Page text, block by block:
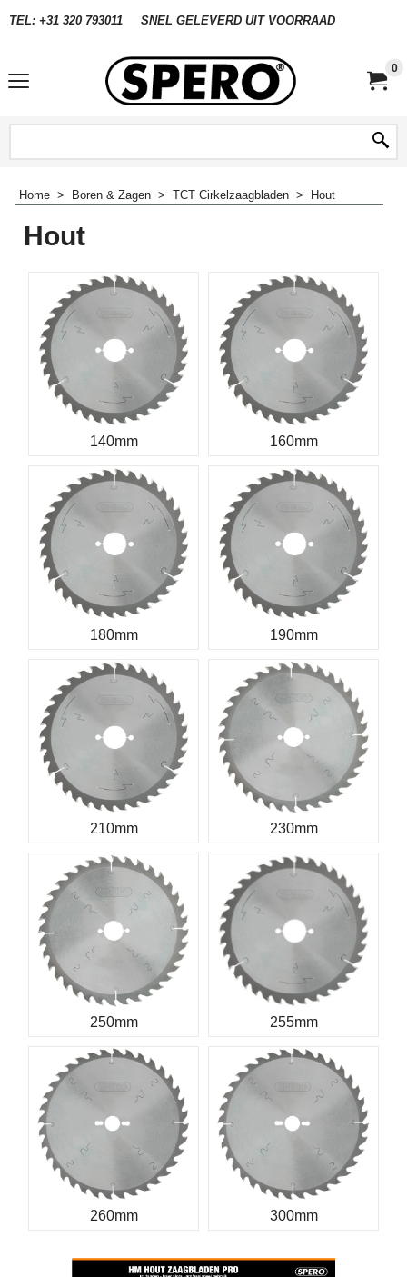
TEL: +31 320 793011 SNEL GELEVERD UIT VOORRAAD
0
Home > Boren & Zagen > TCT Cirkelzaagbladen > Hout
Hout
140mm 160mm
180mm 190mm
210mm 230mm
250mm 255mm
260mm 300mm